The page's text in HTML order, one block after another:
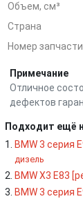
Объем, см³
Страна
Номер запчасти
Примечание
Отличное
дефектов
Подходит ещё
BMW 3 серия
дизель
BMW X3 E83
BMW 3 серия